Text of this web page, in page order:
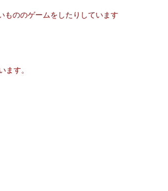
もののゲームをしたりしています
ます。